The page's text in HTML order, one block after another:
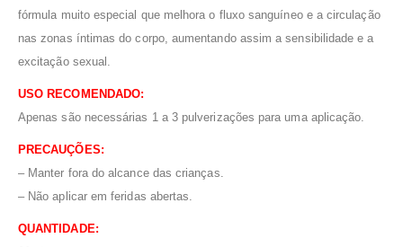
fórmula muito especial que melhora o fluxo sanguíneo e a circulação
nas zonas íntimas do corpo, aumentando assim a sensibilidade e a
excitação sexual.
USO RECOMENDADO:
Apenas são necessárias 1 a 3 pulverizações para uma aplicação.
PRECAUÇÕES:
– Manter fora do alcance das crianças.
– Não aplicar em feridas abertas.
QUANTIDADE: